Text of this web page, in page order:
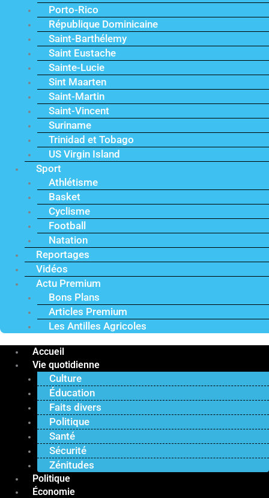
Porto-Rico
République Dominicaine
Saint-Barthélemy
Saint Eustache
Sainte-Lucie
Sint Maarten
Saint-Martin
Saint-Vincent
Suriname
Trinidad et Tobago
US Virgin Island
Sport
Athlétisme
Basket
Cyclisme
Football
Natation
Reportages
Vidéos
Actu Premium
Bons Plans
Articles Premium
Les Antilles Agricoles
Accueil
Vie quotidienne
Culture
Éducation
Faits divers
Politique
Santé
Sécurité
Zénitudes
Politique
Économie